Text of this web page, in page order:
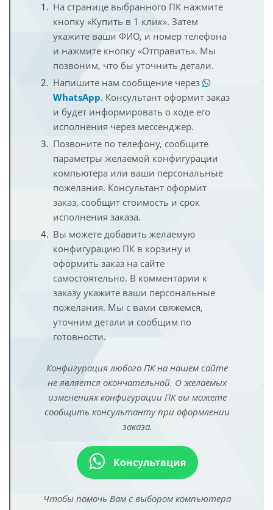
На странице выбранного ПК нажмите
кнопку «Купить в 1 клик». Затем
укажите ваши ФИО, и номер телефона
и нажмите кнопку «Отправить». Мы
позвоним, что бы уточнить детали.
Напишите нам сообщение через
WhatsApp. Консультант оформит заказ
и будет информировать о ходе его
исполнения через мессенджер.
Позвоните по телефону, сообщите
параметры желаемой конфигурации
компьютера или ваши персональные
пожелания. Консультант оформит
заказ, сообщит стоимость и срок
исполнения заказа.
Вы можете добавить желаемую
конфигурацию ПК в корзину и
оформить заказ на сайте
самостоятельно. В комментарии к
заказу укажите ваши персональные
пожелания. Мы с вами свяжемся,
уточним детали и сообщим по
готовности.
Конфигурация любого ПК на нашем сайте
не является окончательной. О желаемых
изменениях конфигурации ПК вы можете
сообщить консультанту при оформлении
заказа.
Консультация
Чтобы помочь Вам с выбором компьютера